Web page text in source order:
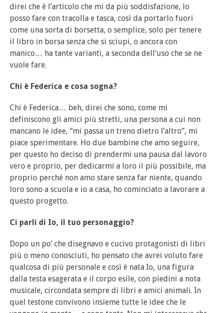
direi che è l’articolo che mi da più soddisfazione, lo
posso fare con tracolla e tasca, così da portarlo fuori
come una sorta di borsetta, o semplice, solo per tenere
il libro in borsa senza che si sciupi, o ancora con
manico… ha tante varianti, a seconda dell’uso che se ne
vuole fare.
Chi è Federica e cosa sogna?
Chi è Federica… beh, direi che sono, come mi
definiscono gli amici più stretti, una persona a cui non
mancano le idee, “mi passa un treno dietro l’altro”, mi
piace sperimentare. Ho due bambine che amo seguire,
per questo ho deciso di prendermi una pausa dal lavoro
vero e proprio, per dedicarmi a loro il più possibile, ma
proprio perché non amo stare senza far niente, quando
loro sono a scuola e io a casa, ho cominciato a lavorare a
questo progetto.
Ci parli di Io, il tuo personaggio?
Dopo un po’ che disegnavo e cucivo protagonisti di libri
più o meno conosciuti, ho pensato che avrei voluto fare
qualcosa di più personale e così è nata Io, una figura
dalla testa esagerata e il corpo esile, con piedini a nota
musicale, circondata sempre di libri e amici animali. In
quel testone convivono insieme tutte le idee che le